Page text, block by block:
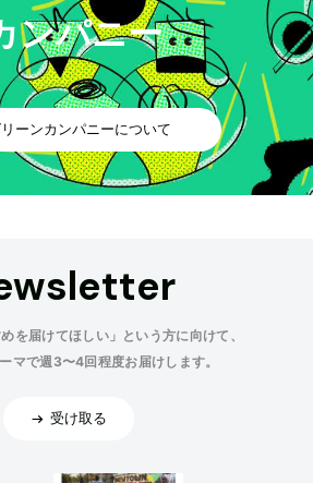
ンパニー
ーンカンパニーについて
を届けてほしい」という方に向けて、
マで週3〜4回程度お届けします。
受け取る